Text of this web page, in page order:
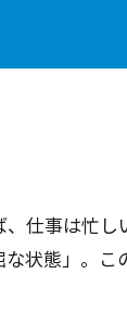
仕事は忙
状態」。